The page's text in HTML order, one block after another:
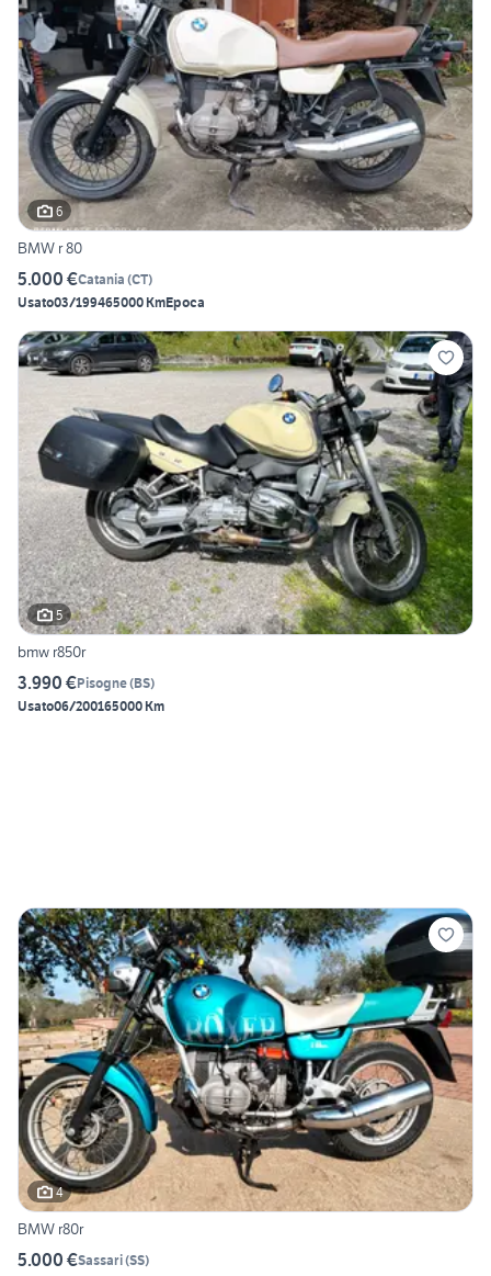
6
BMW r 80
5.000 €Catania (CT)
Usato03/199465000 KmEpoca
5
bmw r850r
3.990 €Pisogne(BS)
Usato06/200165000 Km
4
BMW r80r
5.000 €Sassari(SS)